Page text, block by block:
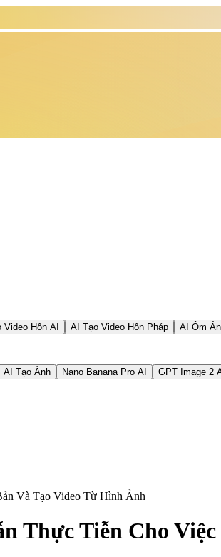
Video Hôn AI AI Tạo Video Hôn Pháp AI Ôm
AI Tạo Ảnh Nano Banana Pro AI GPT Image 2
Và Tạo Video Từ Hình Ảnh
Thực Tiễn Cho